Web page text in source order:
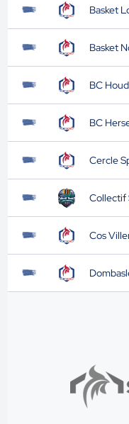
Basket
Basket
BC
BC
Cercle
Collectif
Cos